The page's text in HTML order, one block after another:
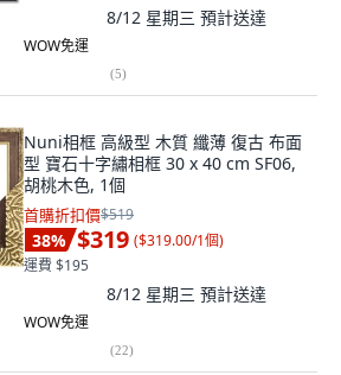
8/12 星期三 預計送達
WOW免運
(5)
Nuni相框 高級型 木質 纖薄 復古 布面
型 寶石十字繡相框 30 x 40 cm SF06,
胡桃木色, 1個
首購折扣價$519
38% $319 ($319.00/1個)
運費 $195
8/12 星期三 預計送達
WOW免運
(22)